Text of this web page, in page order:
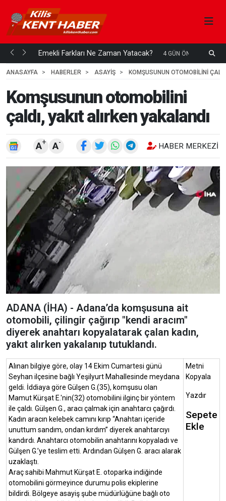
mi... Emekli Farkları Ne Zaman Yatacak? 4 GÜN ÖNCE
ANASAYFA
HABERLER ASAYİŞ KOMŞUSUNUN OTOMOBILINI
Komşusunun otomobilini
çaldı, yakıt alırken yakalandı
A+ A- HABER MERKEZI
ADANA (İHA) - Adana’da komşusuna ait
otomobili, çilingir çağırıp "kendi aracım"
diyerek anahtarı kopyalatarak çalan kadın,
yakıt alırken yakalanıp tutuklandı.
Alınan bilgiye göre, olay 14 Ekim Cumartesi günü
Seyhan ilçesine bağlı Yeşilyurt Mahallesinde meydana
geldi. İddiaya göre Gülşen G.(35), komşusu olan
Mamut Kürşat E.'nin(32) otomobilini ilginç bir yöntem
ile çaldı. Gülşen G., aracı çalmak için anahtarcı çağırdı.
Kadın aracın kelebek camını kırıp “Anahtarı içeride
unuttum sandım, ondan kırdım” diyerek anahtarcıyı
kandırdı. Anahtarcı otomobilin anahtarını kopyaladı ve
Gülşen G.’ye teslim etti. Ardından Gülşen G. aracı alarak
uzaklaştı.
Araç sahibi Mahmut Kürşat E. otoparka indiğinde
otomobilini görmeyince durumu polis ekiplerine
bildirdi. Bölgeye asayiş şube müdürlüğüne bağlı oto
Metni
Kopyala
Yazdır
Sepete
Ekle